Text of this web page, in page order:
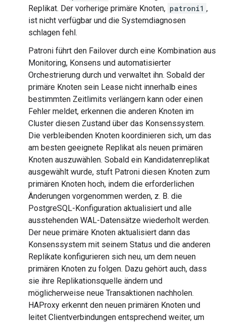
Replikat. Der vorherige primäre Knoten, patroni1 ,
ist nicht verfügbar und die Systemdiagnosen
schlagen fehl.
Patroni führt den Failover durch eine Kombination aus
Monitoring, Konsens und automatisierter
Orchestrierung durch und verwaltet ihn. Sobald der
primäre Knoten sein Lease nicht innerhalb eines
bestimmten Zeitlimits verlängern kann oder einen
Fehler meldet, erkennen die anderen Knoten im
Cluster diesen Zustand über das Konsenssystem.
Die verbleibenden Knoten koordinieren sich, um das
am besten geeignete Replikat als neuen primären
Knoten auszuwählen. Sobald ein Kandidatenreplikat
ausgewählt wurde, stuft Patroni diesen Knoten zum
primären Knoten hoch, indem die erforderlichen
Änderungen vorgenommen werden, z. B. die
PostgreSQL-Konfiguration aktualisiert und alle
ausstehenden WAL-Datensätze wiederholt werden.
Der neue primäre Knoten aktualisiert dann das
Konsenssystem mit seinem Status und die anderen
Replikate konfigurieren sich neu, um dem neuen
primären Knoten zu folgen. Dazu gehört auch, dass
sie ihre Replikationsquelle ändern und
möglicherweise neue Transaktionen nachholen.
HAProxy erkennt den neuen primären Knoten und
leitet Clientverbindungen entsprechend weiter, um